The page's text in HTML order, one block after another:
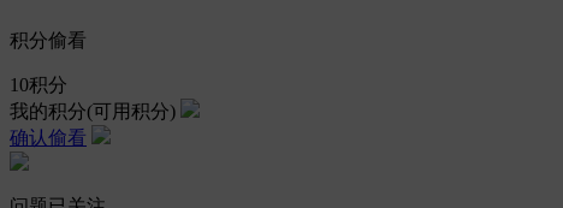
积分偷看
10积分
我的积分(可用积分)
确认偷看